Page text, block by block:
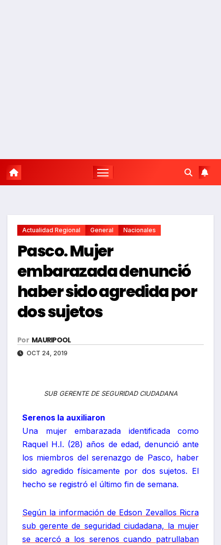
Actualidad Regional General Nacionales
Pasco. Mujer
embarazada denunció
haber sido agredida por
dos sujetos
Por MAURIPOOL
OCT 24, 2019
SUB GERENTE DE SEGURIDAD CIUDADANA
Serenos la auxiliaron
Una mujer embarazada identificada como
Raquel H.I. (28) años de edad, denunció ante
los miembros del serenazgo de Pasco, haber
sido agredido físicamente por dos sujetos. El
hecho se registró el último fin de semana.
Según la información de Edson Zevallos Ricra
sub gerente de seguridad ciudadana, la mujer
se acercó a los serenos cuando patrullaban